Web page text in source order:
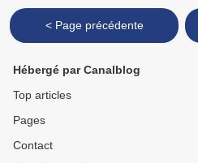
< Page précédente
Hébergé par Canalblog
Top articles
Pages
Contact